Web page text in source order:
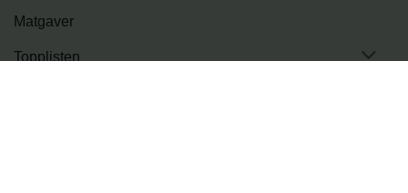
Matgaver
Topplisten